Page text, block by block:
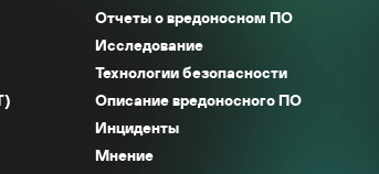
Отчеты о вредоносном ПО
Исследование
Технологии безопасности
Описание вредоносного ПО
Инциденты
Мнение